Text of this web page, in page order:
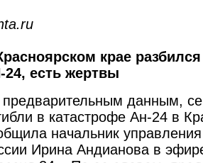
крае
24, есть жертвы
данным,
в катастрофе Ан-24 в
начальник
Ирина Андианова в